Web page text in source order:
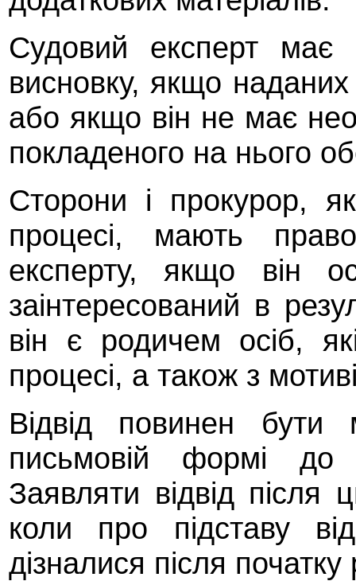
Судовий експерт має
висновку, якщо
або якщо він не має
покладеного на нього
Сторони і прокурор,
процесі, мають
експерту, якщо він
заінтересований в
він є родичем осіб,
процесі, а також з
Відвід повинен бути
письмовій формі до
Заявляти відвід
коли про підставу
дізналися після